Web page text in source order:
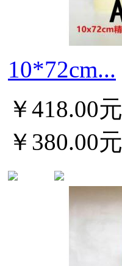
10*72cm...
￥418.00元
￥380.00元